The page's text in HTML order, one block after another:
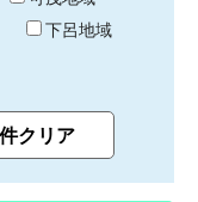
下呂地域